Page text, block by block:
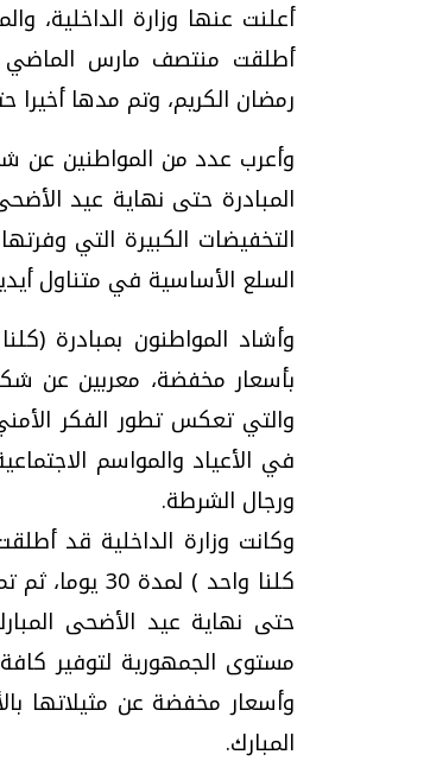
أطلقت منتصف مارس الماضي
رمضان الكريم، وتم مدها أخيرا
المبادرة حتى نهاية عيد
التخفيضات الكبيرة التي
السلع الأساسية في متناول
وأشاد المواطنون بمبادرة
بأسعار مخفضة، معربين عن
والتي تعكس تطور الفكر
في الأعياد والمواسم
ورجال الشرطة.
كلنا واحد )
حتى نهاية عيد الأضحى
مستوى الجمهورية لتوفير
المبارك.
الخميس، 30 يوليو 2026
موجات الطقس الساخنة.. لماذا تحدث وكيف